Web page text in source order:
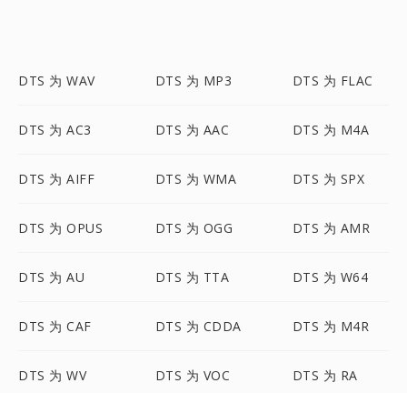
DTS 为 WAV DTS 为 MP3 DTS 为 FLAC
DTS 为 AC3 DTS 为 AAC DTS 为 M4A
DTS 为 AIFF DTS 为 WMA DTS 为 SPX
DTS 为 OPUS DTS 为 OGG DTS 为 AMR
DTS 为 AU DTS 为 TTA DTS 为 W64
DTS 为 CAF DTS 为 CDDA DTS 为 M4R
DTS 为 WV DTS 为 VOC DTS 为 RA